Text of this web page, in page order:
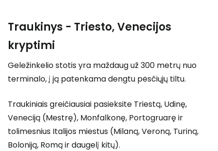
Traukinys - Triesto, Venecijos
kryptimi
Geležinkelio stotis yra maždaug už 300 metrų nuo
terminalo, į ją patenkama dengtu pėsčiųjų tiltu.
Traukiniais greičiausiai pasieksite Triestą, Udinę,
Veneciją (Mestrę), Monfalkonę, Portogruarę ir
tolimesnius Italijos miestus (Milaną, Veroną, Turiną,
Boloniją, Romą ir daugelį kitų).